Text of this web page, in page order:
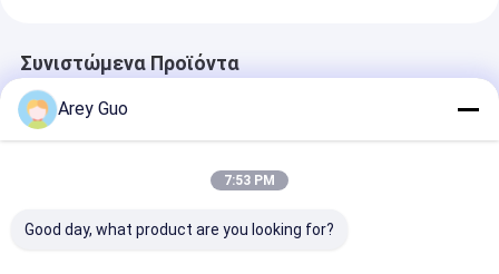
Συνιστώμενα Προϊόντα
Arey Guo
7:53 PM
Good day, what product are you looking for?